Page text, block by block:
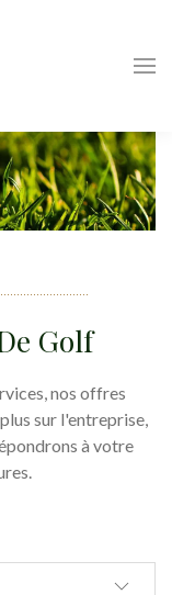
Golf
nos offres
sur l'entreprise,
à votre